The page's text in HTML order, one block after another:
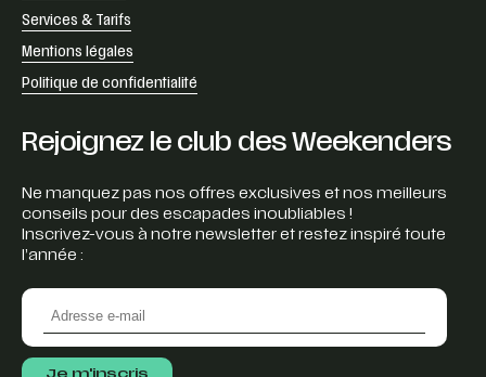
Services & Tarifs
Mentions légales
Politique de confidentialité
Rejoignez le club des Weekenders
Ne manquez pas nos offres exclusives et nos meilleurs
conseils pour des escapades inoubliables !
Inscrivez-vous à notre newsletter et restez inspiré toute
l’année :